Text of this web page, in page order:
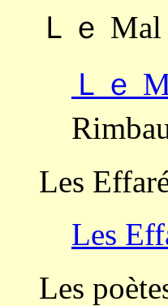
Ｌｅ Mal
Ｌｅ
Les
Les
Les